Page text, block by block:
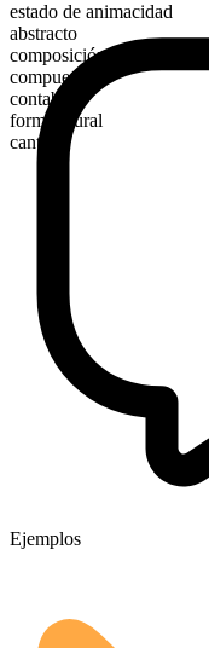
estado de animacidad
abstracto
composición morfológica
compuesto
contable
forma plural
cantatas
Ejemplos